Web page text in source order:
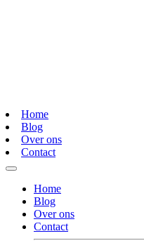
Home
Blog
Over ons
Contact
Home
Blog
Over ons
Contact